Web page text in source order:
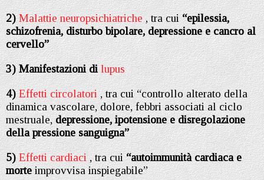
2) Malattie neuropsichiatriche, tra cui“epilessia,
schizofrenia, disturbo bipolare, depressione e cancro al
cervello”
3) Manifestazioni di lupus
4) Effetti circolatori, tra cui “controllo alterato della
dinamica vascolare, dolore, febbri associati al ciclo
mestruale,depressione, ipotensione e disregolazione
della pressione sanguigna”
5) Effetti cardiaci, tra cui “autoimmunità cardiaca e
morteimprovvisa inspiegabile”